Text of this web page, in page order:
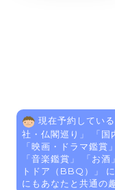
現在予約してい
社・仏閣巡り 」 「国
「映画・ドラマ鑑賞
「音楽鑑賞 」 「お酒
トドア（BBQ）
」
にもあなたと共通の